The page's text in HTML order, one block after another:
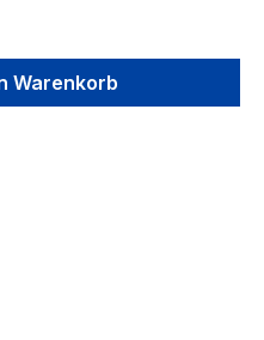
Wert
Warenkorb